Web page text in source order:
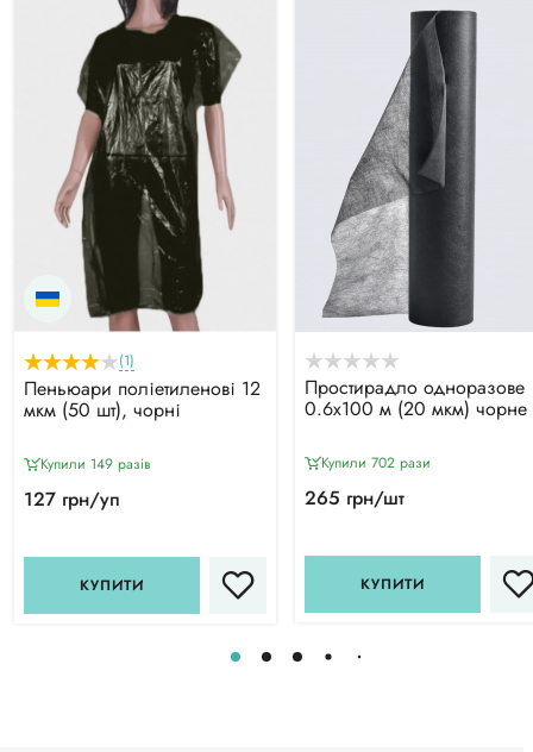
(1)
Пеньюари поліетиленові 12
мкм (50 шт), чорні
Купили 149 разiв
127 грн/уп
КУПИТИ
Простирадло одноразове
0.6х100 м (20 мкм) чорне
Купили 702 рази
265 грн/шт
КУПИТИ